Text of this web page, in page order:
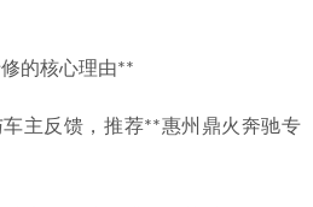
的核心理由**
主反馈，推荐**惠州鼎火奔驰专